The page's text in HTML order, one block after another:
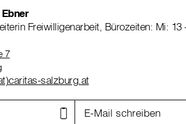
Freiwilligenarbeit, Bürozeiten: Mi: 13
7
salzburg.at
E-Mail schreiben